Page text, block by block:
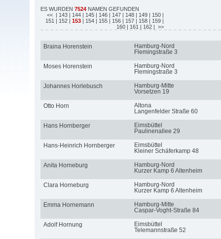
ES WURDEN 7524 NAMEN GEFUNDEN
<< | 143 | 144 | 145 | 146 | 147 | 148 | 149 | 150 |
151 | 152 | 153 | 154 | 155 | 156 | 157 | 158 | 159 |
160 | 161 | 162 | >>
Braina Horenstein
Hamburg-Nord
Flemingstraße 3
Moses Horenstein
Hamburg-Nord
Flemingstraße 3
Johannes Horlebusch
Hamburg-Mitte
Vorsetzen 19
Otto Horn
Altona
Langenfelder Straße 60
Hans Hornberger
Eimsbüttel
Paulinenallee 29
Hans-Heinrich Hornberger
Eimsbüttel
Kleiner Schäferkamp 48
Anita Horneburg
Hamburg-Nord
Kurzer Kamp 6 Altenheim
Clara Horneburg
Hamburg-Nord
Kurzer Kamp 6 Altenheim
Emma Hornemann
Hamburg-Mitte
Caspar-Voght-Straße 84
Adolf Hornung
Eimsbüttel
Telemannstraße 52